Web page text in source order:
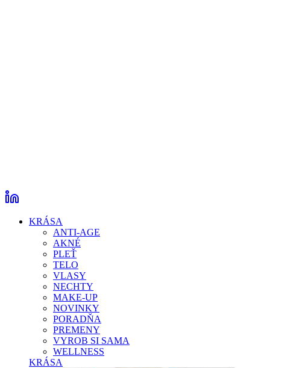
KRÁSA
ANTI-AGE
AKNÉ
PLEŤ
TELO
VLASY
NECHTY
MAKE-UP
NOVINKY
PORADŇA
PREMENY
VYROB SI SAMA
WELLNESS
KRÁSA